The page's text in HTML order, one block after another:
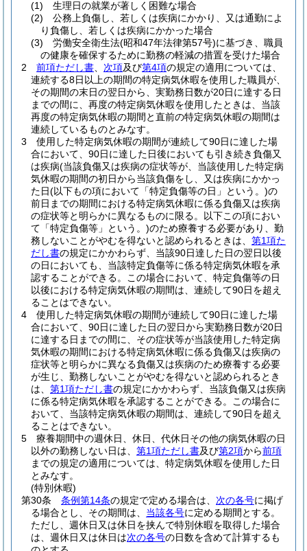
(1)
生理日の就業が著しく困難な場合
(2)
公務上負傷し、若しくは疾病にかかり、又は通勤によ
り負傷し、若しくは疾病にかかった場合
(3)
労働安全衛生法(昭和47年法律第57号)に基づき、職員
の健康を確保するために勤務の軽減の措置を受けた場合
2
前項ただし書 次項及び第4項の規定の適用については、
連続する8日以上の期間の特定病気休暇を使用した職員が、
その期間の末日の翌日から、実勤務日数が20日に達する日
までの間に、再度の特定病気休暇を使用したときは、当該
再度の特定病気休暇の期間と直前の特定病気休暇の期間は
連続しているものとみなす。
3
使用した特定病気休暇の期間が連続して90日に達した場
合において、90日に達した日後においても引き続き負傷又
は疾病(当該負傷又は疾病の症状等が、当該使用した特定病
気休暇の期間の初日から当該負傷をし、又は疾病にかかっ
た日(以下もの項において「特定負傷等の日」という。)の
前日までの期間における特定病気休暇に係る負傷又は疾病
の症状等と明らかに異なるものに限る。以下この項におい
て「特定負傷等」という。)のため療養する必要があり、勤
務しないことがやむを得ないと認められるときは、 第1項た
だし書の規定にかかわらず、当該90日達した日の翌日以後
の日においても、当該特定負傷等に係る特定病気休暇を承
認することができる。
この場合において、特定負傷等の日
以後における特定病気休暇の期間は、連続して90日を超え
ることはできない。
4
使用した特定病気休暇の期間が連続して90日に達した場
合において、90日に達した日の翌日から実勤務日数が20日
に達する日までの間に、その症状等が当該使用した特定病
気休暇の期間における特定病気休暇に係る負傷又は疾病の
症状等と明らかに異なる負傷又は疾病のため療養する必要
が生じ、勤務しないことがやむを得ないと認められるとき
は、 第1項ただし書の規定にかかわらず、当該負傷又は疾病
に係る特定病気休暇を承認することができる。
この場合に
おいて、当該特定病気休暇の期間は、連続して90日を超え
ることはできない。
5
療養期間中の週休日、休日、代休日その他の病気休暇の日
以外の勤務しない日は、 第1項ただし書及び第2項から前項
までの規定の適用については、特定病気休暇を使用した日
とみなす。
(特別休暇)
第30条
条例第14条の規定で定める場合は、 次の各号に掲げ
る場合とし、その期間は、 当該各号に定める期間とする。
ただし、週休日又は休日を挟んで特別休暇を取得した場合
は、週休日又は休日は次の各号の日数を含めて計算するも